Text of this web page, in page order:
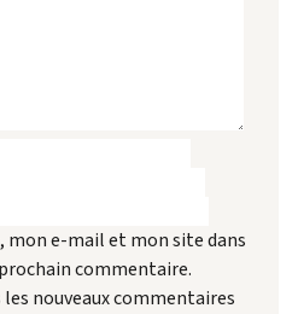
e-mail et mon site dans
commentaire.
nouveaux commentaires